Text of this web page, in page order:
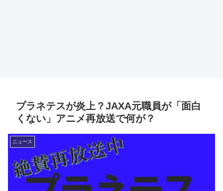
プラネテスが炎上？JAXA元職員が「面白
くない」アニメ再放送で何が？
ニュース